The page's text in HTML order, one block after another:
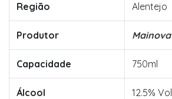
Região Alentejo
Produtor Mainova
Capacidade 750ml
Álcool 12.5% Vol